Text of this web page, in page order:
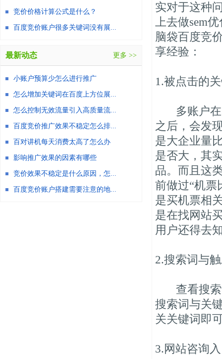
实对于这种
上去做sem
脑袋百度竞
享经验：
1.被点击的
多账户在
之后，会发
是大企业量
是否大，其
品。而且这
前做过“机票
是买机票相
是在找网站
用户还得去
2.搜索词与
查看搜索
搜索词与关
关关键词即
3.网站咨询
竞价价格计算公式是什么？
百度竞价账户很多关键词没有展...
最新动态 更多 >>
小账户预算少怎么进行推广
怎么增加关键词在百度上方位展...
怎么控制无效流量引入高质量流...
百度竞价推广效果不稳定怎么排...
百对讲机每天消费太高了怎么办
影响推广效果的因素有哪些
竞价效果不稳定是什么原因，怎...
百度竞价账户搭建需要注意的地...